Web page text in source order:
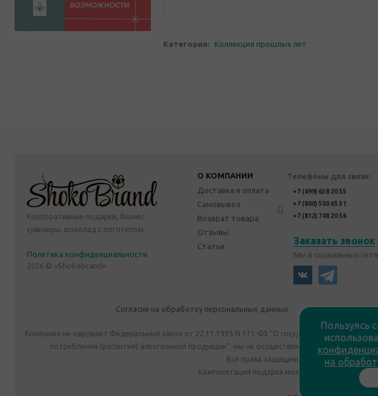
Категории: Коллекция прошлых лет
Корпоративные подарки, бизнес
сувениры, шоколад с логотипом
Политика конфиденциальности
2026 © «Shokobrand»
О КОМПАНИИ
Доставка и оплата
Самовывоз
Возврат товара
Отзывы
Статьи
Телефоны для связи:
+7 (499) 638 20 55
+7 (800) 500 65 31
+7 (812) 748 20 56
Заказать звонок
Мы в социальных
Согласие на обработку персональных данных
Компания не нарушает Федеральный закон от 22.11.1995 N 171-ФЗ "О государственном
потребления (распития) алкогольной продукции": мы не осуществляем дистанционную
Все права защищены "Shoko Brand".
Комплектация подарка может отличаться от
Пользуясь
на